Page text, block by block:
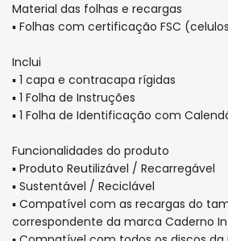
Material das folhas e recargas
▪ Folhas com certificação FSC
Inclui
▪ 1 capa e contracapa rígidas
▪ 1 Folha de Instruções
▪ 1 Folha de Identificação com
Funcionalidades do produto
▪ Produto Reutilizável / Recarregável
▪ Sustentável / Reciclável
▪ Compatível com as recargas do
correspondente da marca Caderno